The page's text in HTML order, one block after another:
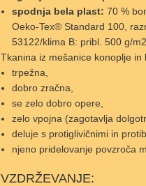
spodnja bela plast: 70 %
Oeko-Tex® Standard 100,
53122/klima B: pribl. 500 g/
Tkanina iz mešanice konoplje in
trpežna,
dobro zračna,
se zelo dobro opere,
zelo vpojna (zagotavlja
deluje s protiglivičnimi in
njeno pridelovanje povzroča
VZDRŽEVANJE: